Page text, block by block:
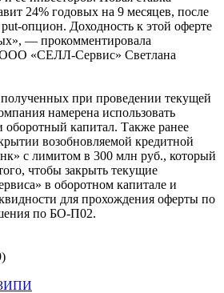
24% годовых на 9 месяцев, после
опцион. Доходность к этой оферте
— прокомментировала
«СЕЛЛ-Сервис» Светлана
при проведении текущей
намерена использовать
оборотный капитал. Также ранее
возобновляемой кредитной
с лимитом в 300 млн руб., который
чтобы закрыть текущие
в оборотном капитале и
для прохождения оферты по
по БО-П02.